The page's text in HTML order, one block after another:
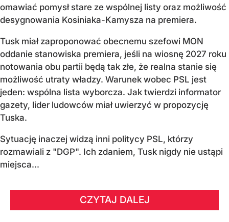
omawiać pomysł stare ze wspólnej listy oraz możliwość
desygnowania Kosiniaka-Kamysza na premiera.
Tusk miał zaproponować obecnemu szefowi MON
oddanie stanowiska premiera, jeśli na wiosnę 2027 roku
notowania obu partii będą tak złe, że realna stanie się
możliwość utraty władzy. Warunek wobec PSL jest
jeden: wspólna lista wyborcza. Jak twierdzi informator
gazety, lider ludowców miał uwierzyć w propozycję
Tuska.
Sytuację inaczej widzą inni politycy PSL, którzy
rozmawiali z "DGP". Ich zdaniem, Tusk nigdy nie ustąpi
miejsca...
CZYTAJ DALEJ